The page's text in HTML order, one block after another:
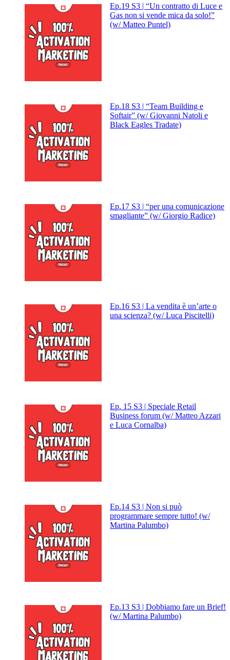
Ep.19 S3 | “Un contratto di Luce e
Gas non si vende mica da solo!”
(w/ Matteo Puntel)
Ep.18 S3 | “Team Building e
Softair” (w/ Giovanni Natoli e
Black Eagles Tradate)
Ep.17 S3 | “per una comunicazione
smagliante” (w/ Giorgio Radice)
Ep.16 S3 | La vendita è un’arte o
una scienza? (w/ Luca Piscitelli)
Ep. 15 S3 | Speciale Retail
Business forum (w/ Matteo Azzari
e Luca Cornalba)
Ep.14 S3 | Non si può
programmare sempre tutto! (w/
Martina Palumbo)
Ep.13 S3 | Dobbiamo fare un Brief!
(w/ Martina Palumbo)